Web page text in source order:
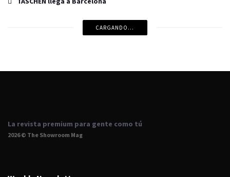
CARGANDO...
La revista premium para gente como tú
2026 © The Showroom Mag